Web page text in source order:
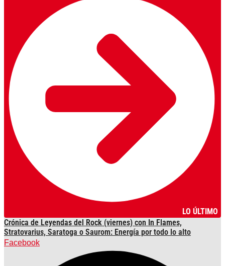
LO ÚLTIMO
Crónica de Leyendas del Rock (viernes) con In Flames,
Stratovarius, Saratoga o Saurom: Energía por todo lo alto
Facebook